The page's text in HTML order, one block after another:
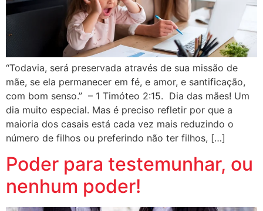
“Todavia, será preservada através de sua missão de
mãe, se ela permanecer em fé, e amor, e santificação,
com bom senso.” – 1 Timóteo 2:15. Dia das mães! Um
dia muito especial. Mas é preciso refletir por que a
maioria dos casais está cada vez mais reduzindo o
número de filhos ou preferindo não ter filhos, […]
Poder para testemunhar, ou
nenhum poder!